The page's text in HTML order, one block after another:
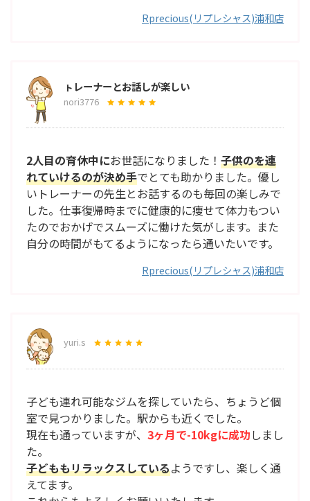
Rprecious(リプレシャス)浦和店
ㇳレーナーとお話しが楽しい
nori3776
2人目の育休中にお世話になりました！ 子供のを連
れていけるのが決め手でとても助かりました。優し
いトレーナーの先生とお話するのも毎回の楽しみで
した。仕事復帰時までに健康的に痩せて体力もつい
たのでおかげでスムーズに働けた気がします。また
自分の時間がもてるようになったら通いたいです。
Rprecious(リプレシャス)浦和店
yuri.s
子ども連れ可能なジムを探していたら、ちょうど個
室で見つかりました。駅からも近くでした。
現在も通っていますが、 3ヶ月で-10kgに成功しまし
た。
子どももリラックスしているようですし、楽しく通
えてます。